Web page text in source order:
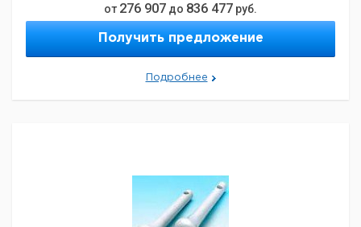
Материал во в
Кат.
номер
НДС,
евро
Цена с
НДС,
Срок
от 276 907 до 836 477 руб.
Получить предложение
Подробнее